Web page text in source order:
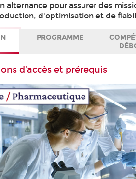
alternance pour assurer des
d'optimisation et de
PROGRAMME
d’accès et prérequis